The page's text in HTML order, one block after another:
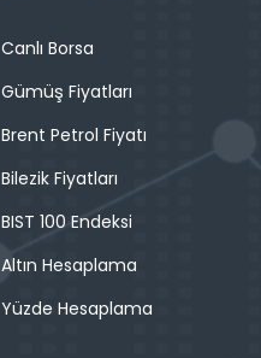
Canlı Borsa
Gümüş Fiyatları
Brent Petrol Fiyatı
Bilezik Fiyatları
BIST 100 Endeksi
Altın Hesaplama
Yüzde Hesaplama